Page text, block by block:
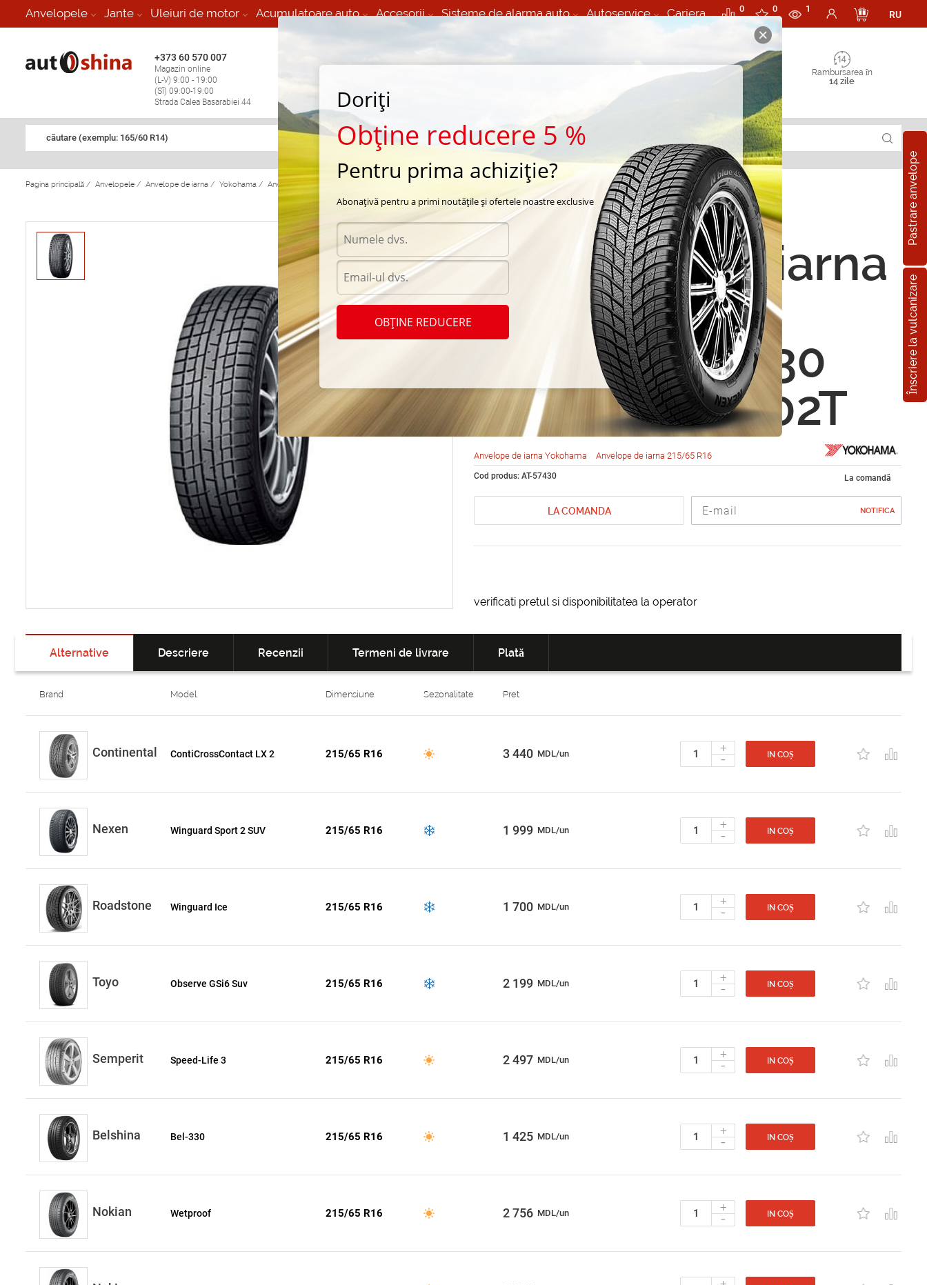
Anvelopele Jante Uleiuri de motor Acumulatoare auto Accesorii Sisteme de alarma auto Autoservice Cariera 0 0 1
RU
+373 60 570 007
Magazin online
(L-V) 9:00 - 19:00
(Sî) 09:00-19:00
Strada Calea Basarabiei 44
Vulcanizare Mobila 24/7 non
Rambursarea în
14 zile
căutare (exemplu: 165/60 R14)
Pastrare anvelope
Înscriere la vulcanizare
Pagina principală / Anvelopele / Anvelope de iarna / Yokohama / Anvelope de iarna Yokohama IceGUARD IG30 Yokohama IceGUARD IG30 215/65 R16 102T
Anvelope de iarna
Yokohama
IceGUARD IG30
215/65 R16 102T
Anvelope de iarna Yokohama Anvelope de iarna 215/65 R16
Cod produs: AT-57430 La comandă
LA COMANDA NOTIFICA
verificati pretul si disponibilitatea la operator
Alternative Descriere Recenzii Termeni de livrare Plată
Brand Model Dimensiune Sezonalitate Pret
Continental ContiCrossContact LX 2 215/65 R16 3 440 MDL/un +
- IN COȘ
Nexen Winguard Sport 2 SUV 215/65 R16 1 999 MDL/un +
- IN COȘ
Roadstone Winguard Ice 215/65 R16 1 700 MDL/un +
- IN COȘ
Toyo Observe GSi6 Suv 215/65 R16 2 199 MDL/un +
- IN COȘ
Semperit Speed-Life 3 215/65 R16 2 497 MDL/un +
- IN COȘ
Belshina Bel-330 215/65 R16 1 425 MDL/un +
- IN COȘ
Nokian Wetproof 215/65 R16 2 756 MDL/un +
- IN COȘ
Doriți
Obține reducere 5 %
Pentru prima achiziție?
Abonațivă pentru a primi noutățile și ofertele noastre exclusive
OBȚINE REDUCERE